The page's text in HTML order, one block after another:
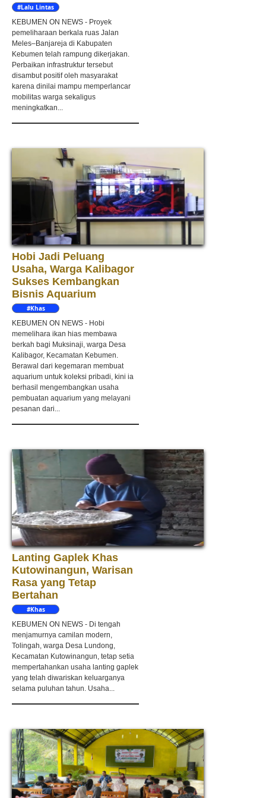
#Lalu Lintas
KEBUMEN ON NEWS - Proyek
pemeliharaan berkala ruas Jalan
Meles–Banjareja di Kabupaten
Kebumen telah rampung dikerjakan.
Perbaikan infrastruktur tersebut
disambut positif oleh masyarakat
karena dinilai mampu memperlancar
mobilitas warga sekaligus
meningkatkan...
Hobi Jadi Peluang
Usaha, Warga Kalibagor
Sukses Kembangkan
Bisnis Aquarium
#Khas
KEBUMEN ON NEWS - Hobi
memelihara ikan hias membawa
berkah bagi Muksinaji, warga Desa
Kalibagor, Kecamatan Kebumen.
Berawal dari kegemaran membuat
aquarium untuk koleksi pribadi, kini ia
berhasil mengembangkan usaha
pembuatan aquarium yang melayani
pesanan dari...
Lanting Gaplek Khas
Kutowinangun, Warisan
Rasa yang Tetap
Bertahan
#Khas
KEBUMEN ON NEWS - Di tengah
menjamurnya camilan modern,
Tolingah, warga Desa Lundong,
Kecamatan Kutowinangun, tetap setia
mempertahankan usaha lanting gaplek
yang telah diwariskan keluarganya
selama puluhan tahun. Usaha...